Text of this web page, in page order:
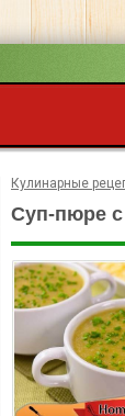
Кулинарные
Суп-пюре с